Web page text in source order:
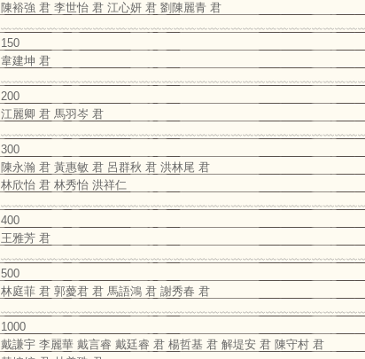
陳裕強 君 李世怡 君 江心妍 君 劉陳麗青 君
150
韋建坤 君
200
江麗卿 君 馬羽岑 君
300
陳永瀚 君 黃惠敏 君 呂群秋 君 洪林尾 君
林欣怡 君 林秀怡 洪祥仁
400
王雅芳 君
500
林庭菲 君 郭薆君 君 馬語鴻 君 謝秀春 君
1000
戴謙宇 李麗華 戴言睿 戴廷睿 君 楊哲基 君 解堤安 君 陳守村 君